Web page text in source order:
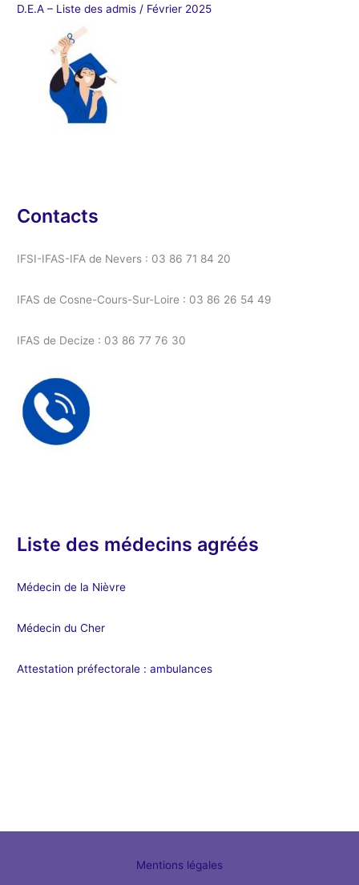
D.E.A – Liste des admis / Février 2025
Contacts
IFSI-IFAS-IFA de Nevers : 03 86 71 84 20
IFAS de Cosne-Cours-Sur-Loire : 03 86 26 54 49
IFAS de Decize : 03 86 77 76 30
Liste des médecins agréés
Médecin de la Nièvre
Médecin du Cher
Attestation préfectorale : ambulances
Mentions légales